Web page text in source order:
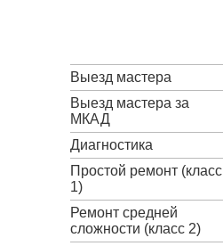
Выезд мастера
Выезд мастера за
МКАД
Диагностика
Простой ремонт (класс
1)
Ремонт средней
сложности (класс 2)